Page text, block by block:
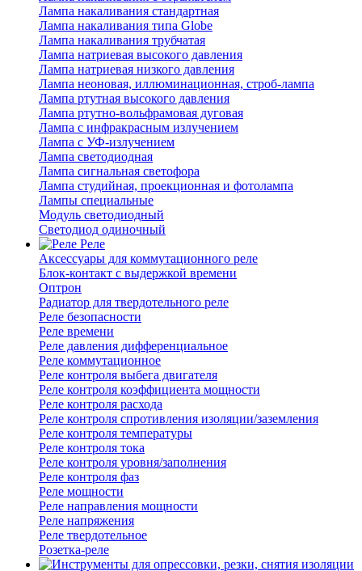
Лампа накаливания стандартная
Лампа накаливания типа Globe
Лампа накаливания трубчатая
Лампа натриевая высокого давления
Лампа натриевая низкого давления
Лампа неоновая, иллюминационная, строб-лампа
Лампа ртутная высокого давления
Лампа ртутно-вольфрамовая дуговая
Лампа с инфракрасным излучением
Лампа с УФ-излучением
Лампа светодиодная
Лампа сигнальная светофора
Лампа студийная, проекционная и фотолампа
Лампы специальные
Модуль светодиодный
Светодиод одиночный
Реле
Аксессуары для коммутационного реле
Блок-контакт с выдержкой времени
Оптрон
Радиатор для твердотельного реле
Реле безопасности
Реле времени
Реле давления дифференциальное
Реле коммутационное
Реле контроля выбега двигателя
Реле контроля коэффициента мощности
Реле контроля расхода
Реле контроля спротивления изоляции/заземления
Реле контроля температуры
Реле контроля тока
Реле контроля уровня/заполнения
Реле контроля фаз
Реле мощности
Реле направления мощности
Реле напряжения
Реле твердотельное
Розетка-реле